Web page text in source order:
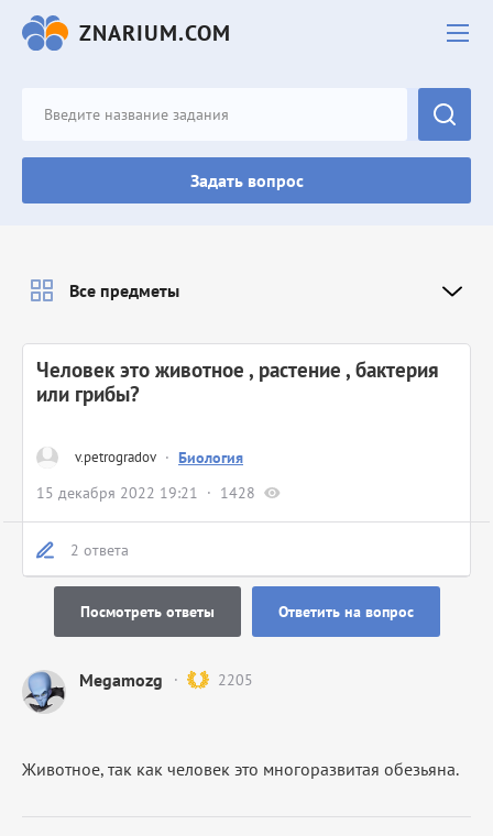
ZNARIUM.COM
Задать вопрос
v.petrogradov · Биология
15 декабря 2022 19:21
1428
Человек это животное , растение , бактерия
или грибы?
2 ответа
Посмотреть ответы Ответить на вопрос
Megamozg 2205
Животное, так как человек это многоразвитая обезьяна.
Все предметы